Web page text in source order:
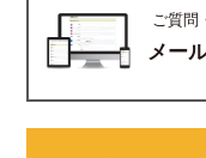
ご質問
メー